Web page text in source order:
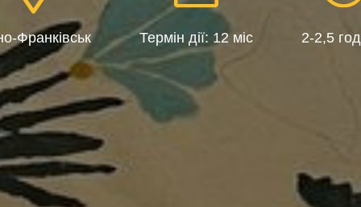
Франківськ Термін дії: 12 міс 2-2,5